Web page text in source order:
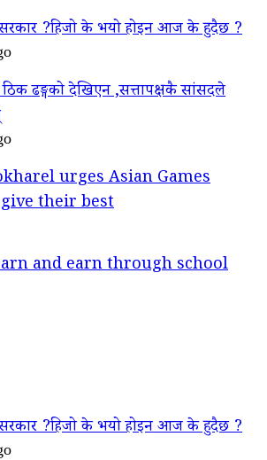
?हिजो के भयो होइन आज के हुदैछ ?
ढङ्गको देखिएन ,सत्तापक्षकै सांसदले
urges Asian Games
their best
and earn through school
?हिजो के भयो होइन आज के हुदैछ ?